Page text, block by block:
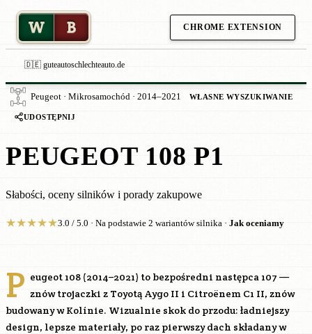
W B CHROME EXTENSION
🇩🇪 guteautoschlechteauto.de
Peugeot · Mikrosamochód · 2014–2021 WŁASNE WYSZUKIWANIE
UDOSTĘPNIJ
PEUGEOT 108 P1
Słabości, oceny silników i porady zakupowe
★★★★★3.0 / 5.0 · Na podstawie 2 wariantów silnika · Jak oceniamy
P eugeot 108 (2014–2021) to bezpośredni następca 107 —
znów trojaczki z Toyotą Aygo II i Citroënem C1 II, znów
budowany w Kolínie. Wizualnie skok do przodu: ładniejszy
design, lepsze materiały, po raz pierwszy dach składany w